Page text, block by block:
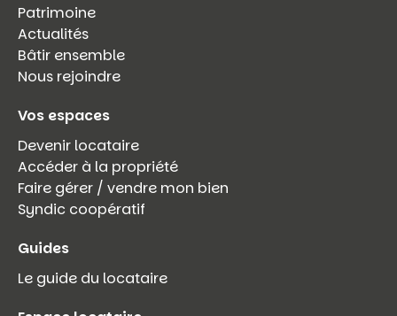
Patrimoine
Actualités
Bâtir ensemble
Nous rejoindre
Vos espaces
Devenir locataire
Accéder à la propriété
Faire gérer / vendre mon bien
Syndic coopératif
Guides
Le guide du locataire